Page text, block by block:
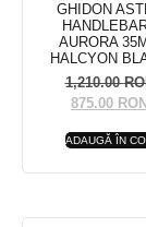
GHIDON
AURORA
HALCYON
1,210.00
875.00 RON
ADAUGĂ ÎN